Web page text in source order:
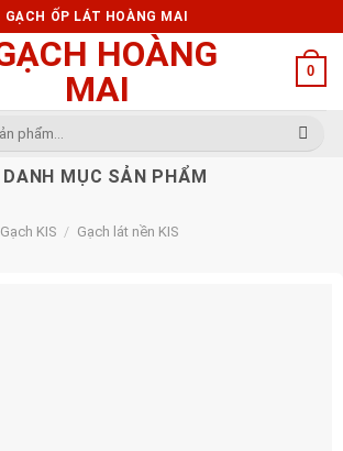
GẠCH ỐP LÁT HOÀNG MAI
0
DANH MỤC SẢN PHẨM
Gạch KIS / Gạch lát nền KIS